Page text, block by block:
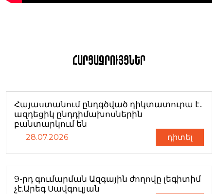
Հարցազրույցներ
Հայաստանում ընդգծված դիկտատուրա է․
ազդեցիկ ընդդիմախոսներին
բանտարկում են
28.07.2026 դիտել
9-րդ գումարման Ազգային ժողովը լեգիտիմ
չէ.Արեգ Սավգուլյան